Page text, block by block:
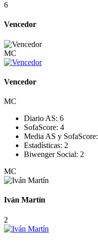
6
Vencedor
MC
Vencedor
MC
Diario AS: 6
SofaScore: 4
Media AS y SofaScore:
Estadísticas: 2
Biwenger Social: 2
MC
Iván Martín
2